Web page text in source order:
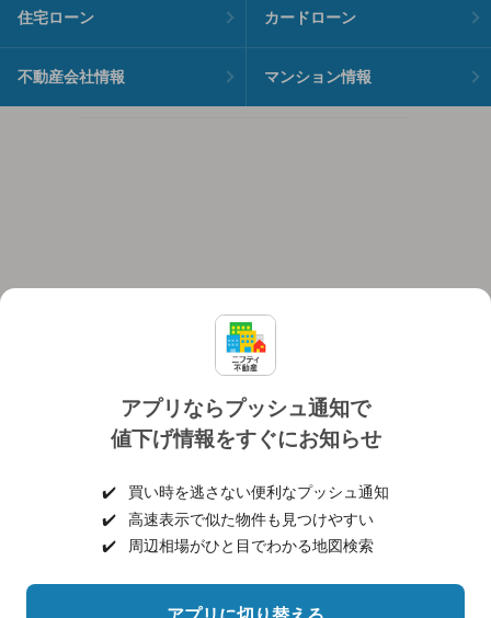
アプリならプッシュ通知で
値下げ情報をすぐにお知らせ
✔️
買い時を逃さない便利なプッシュ通知
✔️
高速表示で似た物件も見つけやすい
✔️
周辺相場がひと目でわかる地図検索
住宅ローン カードローン
不動産会社情報 マンション情報
個人情報保護ポリシー 利用規約
ヘルプ・お問い合わせ 採用情報